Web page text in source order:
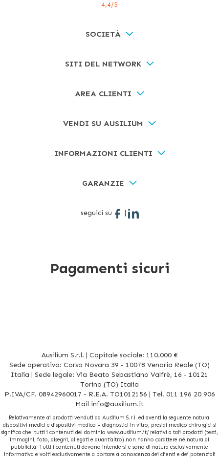
4,4/5
SOCIETÀ
SITI DEL NETWORK
AREA CLIENTI
VENDI SU AUSILIUM
INFORMAZIONI CLIENTI
GARANZIE
seguici su |
Pagamenti sicuri
Ausilium S.r.l. | Capitale sociale: 110.000 €
Sede operativa: Corso Novara 39 - 10078 Venaria Reale (TO)
Italia | Sede legale: Via Beato Sebastiano Valfrè, 16 - 10121
Torino (TO) Italia
P.IVA/CF. 08942960017 - R.E.A. TO1012156 | Tel. 011 196 20 906
Mail info@ausilium.it
Relativamente ai prodotti venduti da Ausilium S.r.l. ed aventi la seguente natura:
dispositivi medici e dispositivi medico – diagnostici in vitro, presidi medico chirurgici si
significa che: tutti i contenuti del dominio www.ausilium.it/ relativi a tali prodotti (testi,
immagini, foto, disegni, allegati e quant’altro) non hanno carattere né natura di
pubblicità. Tutti i contenuti devono intendersi e sono di natura esclusivamente
informativa e volti esclusivamente a portare a conoscenza dei clienti e dei potenziali